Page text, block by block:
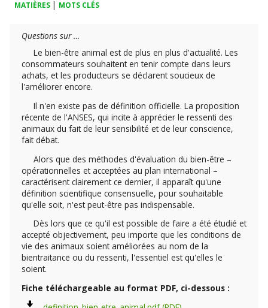
MATIÈRES | MOTS CLÉS
Questions sur …
Le bien-être animal est de plus en plus d'actualité. Les
consommateurs souhaitent en tenir compte dans leurs
achats, et les producteurs se déclarent soucieux de
l'améliorer encore.
Il n'en existe pas de définition officielle. La proposition
récente de l'ANSES, qui incite à apprécier le ressenti des
animaux du fait de leur sensibilité et de leur conscience,
fait débat.
Alors que des méthodes d'évaluation du bien-être –
opérationnelles et acceptées au plan international –
caractérisent clairement ce dernier, il apparaît qu'une
définition scientifique consensuelle, pour souhaitable
qu'elle soit, n'est peut-être pas indispensable.
Dès lors que ce qu'il est possible de faire a été étudié et
accepté objectivement, peu importe que les conditions de
vie des animaux soient améliorées au nom de la
bientraitance ou du ressenti, l'essentiel est qu'elles le
soient.
Fiche téléchargeable au format PDF, ci-dessous :